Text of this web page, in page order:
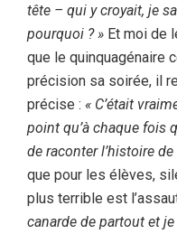
tête – qui y croyait, je
pourquoi ? » Et moi de
que le quinquagénaire
précision sa soirée, il
précise : « C’était
point qu’à chaque fois
de raconter l’histoire de
que pour les élèves,
plus terrible est
canarde de partout et